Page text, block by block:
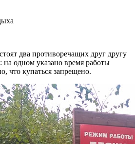
два противоречащих друг другу
одном указано время работы
что купаться запрещено.